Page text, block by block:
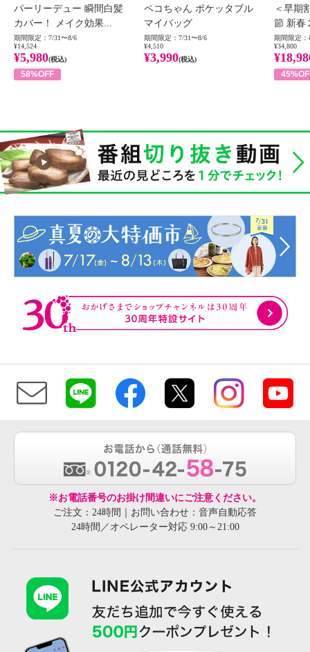
パーリーデュー 瞬間白髪
カバー！ メイク効果...
期間限定：7/31〜8/6
¥14,524
¥5,980(税込)
58%OFF
ペコちゃん ポケッタブル
マイバッグ
期間限定：7/31〜8/6
¥4,510
¥3,990(税込)
＜早期
節 新春
期間限定：
¥34,800
※お電話番号のお掛け間違いにご注意ください。
ご注文：24時間｜お問い合わせ：音声自動応答
24時間／オペレーター対応 9:00～21:00